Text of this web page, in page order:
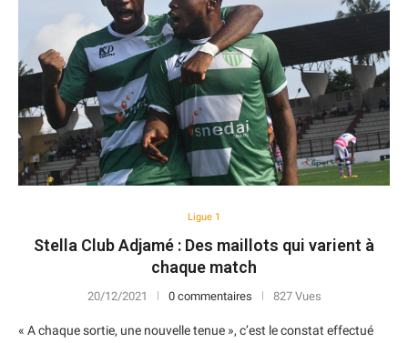
Ligue 1
Stella Club Adjamé : Des maillots qui varient à
chaque match
20/12/2021 0 commentaires 827 Vues
« A chaque sortie, une nouvelle tenue », c’est le constat effectué